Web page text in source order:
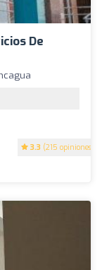
De
3.3 (215 opiniones)